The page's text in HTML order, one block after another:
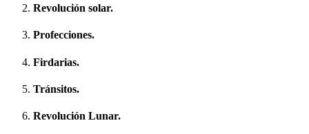
Revolución solar.
Profecciones.
Firdarias.
Tránsitos.
Revolución Lunar.